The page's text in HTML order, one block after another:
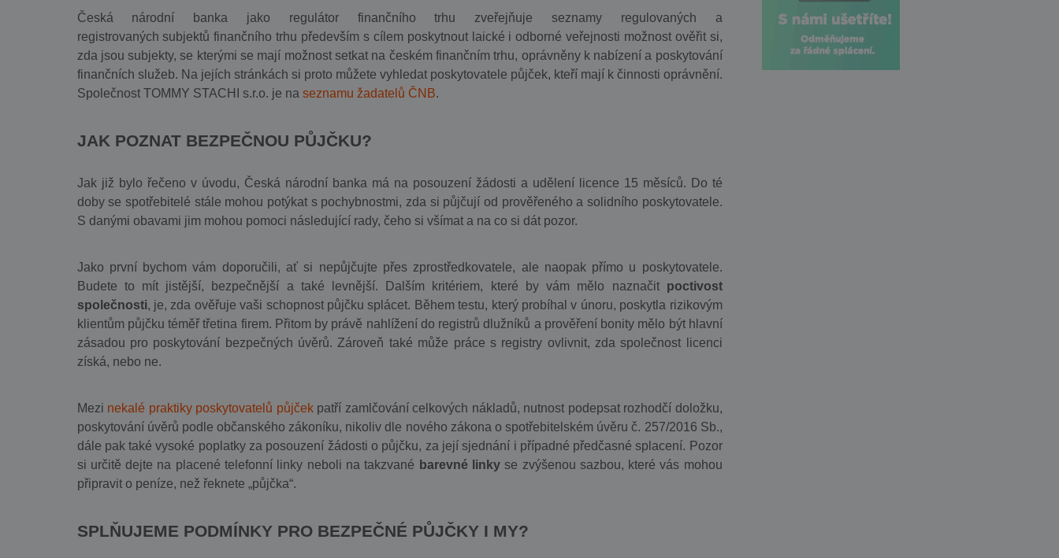
Česká národní banka jako regulátor finančního trhu zveřejňuje seznamy regulovaných a
registrovaných subjektů finančního trhu především s cílem poskytnout laické i odborné veřejnosti možnost ověřit si,
zda jsou subjekty, se kterými se mají možnost setkat na českém finančním trhu, oprávněny k nabízení a poskytování
finančních služeb. Na jejích stránkách si proto můžete vyhledat poskytovatele půjček, kteří mají k činnosti oprávnění.
Společnost TOMMY STACHI s.r.o. je na seznamu žadatelů ČNB.
JAK POZNAT BEZPEČNOU PŮJČKU?
Jak již bylo řečeno v úvodu, Česká národní banka má na posouzení žádosti a udělení licence 15 měsíců. Do té
doby se spotřebitelé stále mohou potýkat s pochybnostmi, zda si půjčují od prověřeného a solidního poskytovatele.
S danými obavami jim mohou pomoci následující rady, čeho si všímat a na co si dát pozor.
Jako první bychom vám doporučili, ať si nepůjčujte přes zprostředkovatele, ale naopak přímo u poskytovatele.
Budete to mít jistější, bezpečnější a také levnější. Dalším kritériem, které by vám mělo naznačit poctivost
společnosti, je, zda ověřuje vaši schopnost půjčku splácet. Během testu, který probíhal v únoru, poskytla rizikovým
klientům půjčku téměř třetina firem. Přitom by právě nahlížení do registrů dlužníků a prověření bonity mělo být hlavní
zásadou pro poskytování bezpečných úvěrů. Zároveň také může práce s registry ovlivnit, zda společnost licenci
získá, nebo ne.
Mezi nekalé praktiky poskytovatelů půjčekpatří zamlčování celkových nákladů, nutnost podepsat rozhodčí doložku,
poskytování úvěrů podle občanského zákoníku, nikoliv dle nového zákona o spotřebitelském úvěru č. 257/2016 Sb.,
dále pak také vysoké poplatky za posouzení žádosti o půjčku, za její sjednání i případné předčasné splacení. Pozor
si určitě dejte na placené telefonní linky neboli na takzvané barevné linkyse zvýšenou sazbou, které vás mohou
připravit o peníze, než řeknete „půjčka“.
SPLŇUJEME PODMÍNKY PRO BEZPEČNÉ PŮJČKY I MY?